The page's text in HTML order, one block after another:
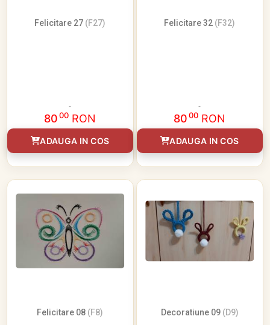
Felicitare 27 (F27)
8000 RON
ADAUGA IN COS
Felicitare 32 (F32)
8000 RON
ADAUGA IN COS
Felicitare 08 (F8) Decoratiune 09 (D9)